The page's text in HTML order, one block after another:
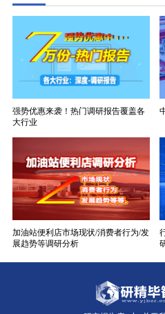
强势优惠来袭！热门调研报告覆盖各
大行业
加油站便利店市场现状/消费者行为/发
展趋势等调研分析